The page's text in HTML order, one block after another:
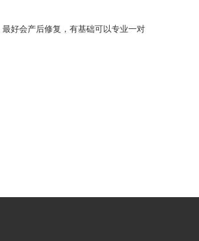
好会产后修复，有基础可以专业一对